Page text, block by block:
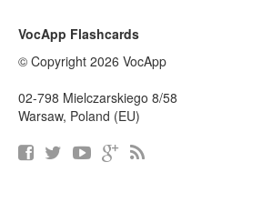
VocApp Flashcards
© Copyright 2026 VocApp
02-798 Mielczarskiego 8/58
Warsaw, Poland (EU)